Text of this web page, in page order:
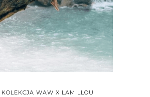
KOLEKCJA WAW X LAMILLOU